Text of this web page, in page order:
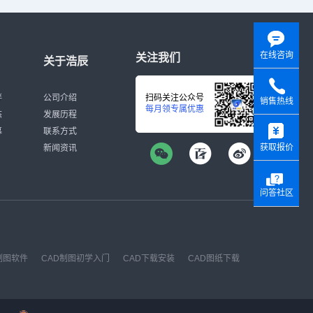
关于浩辰
公司介绍
发展历程
联系方式
新闻资讯
关注我们
扫码关注公众号
每月领专属优惠
图软件 CAD制图初学入门 CAD下载安装
CAD图纸下载
在线咨询
销售热线
获取报价
问答社区